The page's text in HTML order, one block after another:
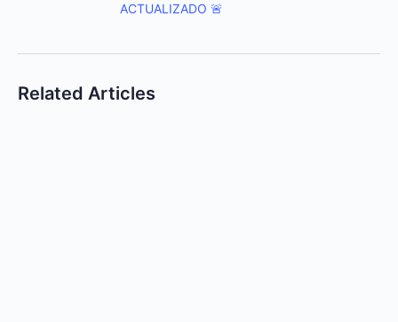
ACTUALIZADO 🚨
Related Articles